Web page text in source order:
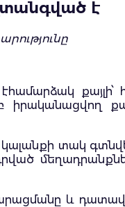
է
քայլի՝
իրականացվող
տակ
և